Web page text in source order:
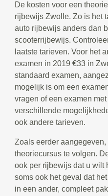
De kosten voor een
rijbewijs Zwolle. Zo is het
auto rijbewijs anders dan
scooterrijbewijs.
laatste tarieven. Voor het
examen in 2019 €33 in
standaard examen,
mogelijk is om een
vragen of een examen
verschillende
ook andere tarieven.
Zoals eerder
theoriecursus te volgen.
ook per rijbewijs dat u wilt
soms ook het geval dat
in een ander, compleet